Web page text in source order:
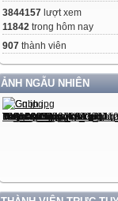
3844157 lượt xem
11842 trong hôm nay
907 thành viên
ẢNH NGẪU NHIÊN